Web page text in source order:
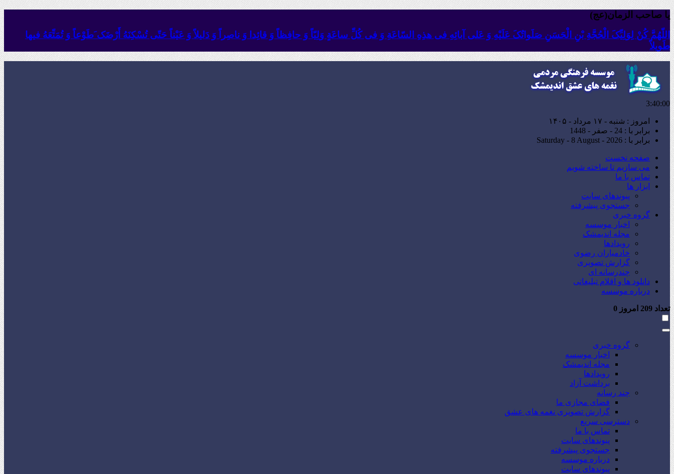
یا صاحب الزمان(عج)
اللّهُمَّ کُنْ لِوَلِیِّکَ الْحُجَّةِ بْنِ الْحَسَنِ صَلَواتُکَ عَلَیْهِ وَ عَلى آبائِهِ فی هذِهِ السّاعَةِ وَ فی کُلِّ ساعَةٍ وَلِیّاً وَ حافِظاً وَ قائِدا ‏وَ ناصِراً وَ دَلیلاً وَ عَیْناً حَتّى تُسْکِنَهُ أَرْضَک َطَوْعاً وَ تُمَتِّعَهُ فیها
طَویلاً
3:40:01
امروز : شنبه - ۱۷ مرداد - ۱۴۰۵
برابر با : 24 - صفر - 1448
برابر با : Saturday - 8 August - 2026
صفحه نخست
می سازیم تا ساخته شویم
تماس با ما
ابزار ها
پیوندهای سایت
جستجوی پیشرفته
گروه خبری
اخبار موسسه
مجله اندیمشک
رویدادها
خادمیاران رضوی
گزارش تصویری
چندرسانه ای
دانلود ها و اقلام تبلیغاتی
درباره موسسه
تعداد امروز 0
گروه خبری
اخبار موسسه
مجله اندیمشک
رویدادها
برداشت آزاد
چند رسانه
فضای مجازی ما
گزارش تصویری نغمه های عشق
دسترسی سریع
تماس با ما
پیوندهای سایت
جستجوی پیشرفته
درباره موسسه
پیوندهای سایت